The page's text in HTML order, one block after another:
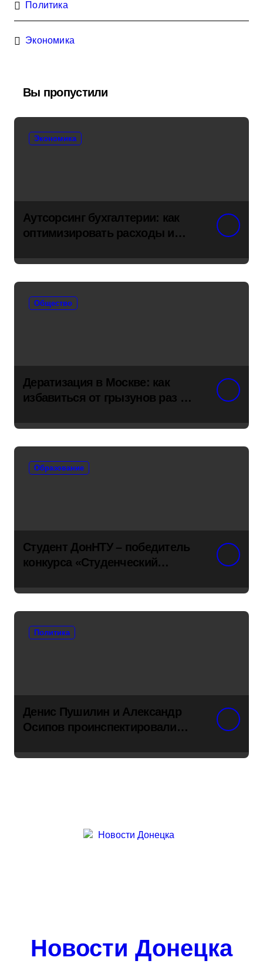
Политика
Экономика
Вы пропустили
Экономика
Аутсорсинг бухгалтерии: как
оптимизировать расходы и
Общество
Дератизация в Москве: как
избавиться от грызунов раз и
Образование
Студент ДонНТУ – победитель
конкурса «Студенческий
Политика
Денис Пушилин и Александр
Осипов проинспектировали
детсадов в поселке Новый
Новости Донецка